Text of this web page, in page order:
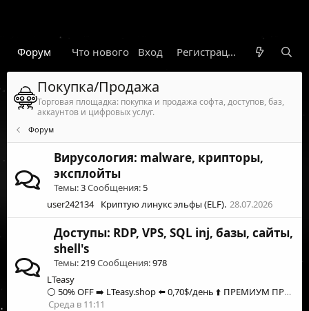
Форум Что нового Гарант Новости
Вход Регистрация
Покупка/Продажа
Торговая площадка: покупка и продажа софта, доступов, баз,
аккаунтов и цифровых услуг.
Форум
Вирусология: malware, крипторы,
эксплойты
Темы 3Сообщения 5
user242134
Криптую линукс эльфы (ELF). 28.07.2026
Доступы: RDP, VPS, SQL inj, базы, сайты,
shell's
Темы 219Сообщения 978
LTeasy
⚪️ 50% OFF ➡️ LTeasy.shop ⬅️ 0,70$/день ⬆️ ПРЕМИУМ ПРОКСИ ⬆️ Моб & Рез ⬆️ 190+ ГЕО ⬆️ ВРАЩАЮЩИЙСЯ | ЛИПКИЙ ⬆️ БЕЗ KYC⚪️
Среда в 11:11